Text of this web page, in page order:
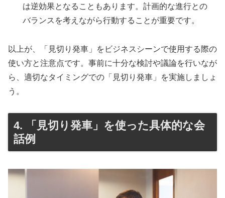
は逆効果となることもあります。計画的な進行との
バランスを考えながら行動することが重要です。
以上が、「見切り発車」をビジネスシーンで使用する際の
使い方と注意点です。事前に十分な検討や議論を行いなが
ら、適切なタイミングでの「見切り発車」を実施しましょ
う。
4. 「見切り発車」を使った具体的な会
話例